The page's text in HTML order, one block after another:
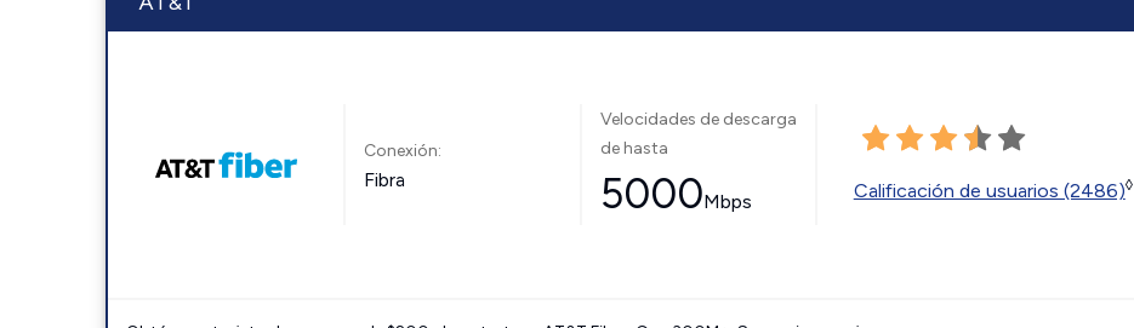
Conexión:
Fibra
Velocidades de descarga
de hasta
5000Mbps Calificación de usuarios (2486)◊